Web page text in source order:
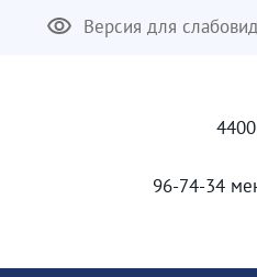
Версия для
96-74-34